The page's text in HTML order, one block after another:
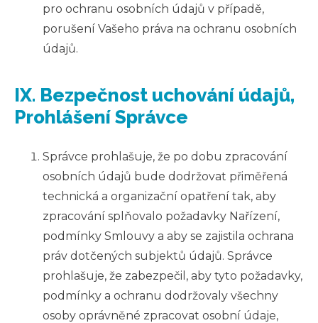
pro ochranu osobních údajů v případě,
porušení Vašeho práva na ochranu osobních
údajů.
IX. Bezpečnost uchování údajů,
Prohlášení Správce
Správce prohlašuje, že po dobu zpracování
osobních údajů bude dodržovat přiměřená
technická a organizační opatření tak, aby
zpracování splňovalo požadavky Nařízení,
podmínky Smlouvy a aby se zajistila ochrana
práv dotčených subjektů údajů. Správce
prohlašuje, že zabezpečil, aby tyto požadavky,
podmínky a ochranu dodržovaly všechny
osoby oprávněné zpracovat osobní údaje,